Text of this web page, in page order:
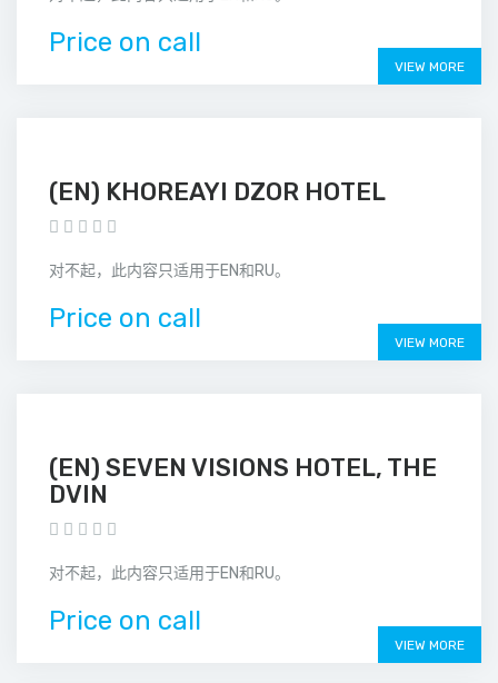
Price on call
VIEW MORE
(EN) KHOREAYI DZOR HOTEL
对不起，此内容只适用于EN和RU。
Price on call
VIEW MORE
(EN) SEVEN VISIONS HOTEL, THE
DVIN
对不起，此内容只适用于EN和RU。
Price on call
VIEW MORE